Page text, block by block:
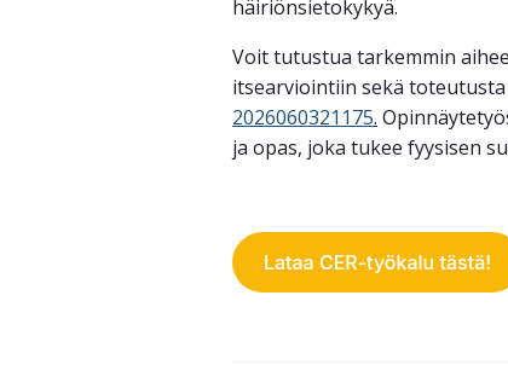
häiriönsietokykyä.
Voit tutustua tarkemmin
itsearviointiin sekä
2026060321175.
ja opas, joka tukee fyysisen